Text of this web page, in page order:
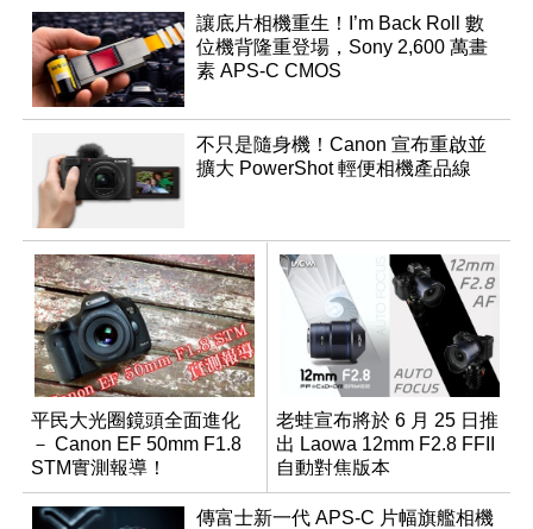
讓底片相機重生！I’m Back Roll 數
位機背隆重登場，Sony 2,600 萬畫
素 APS-C CMOS
不只是隨身機！Canon 宣布重啟並
擴大 PowerShot 輕便相機產品線
平民大光圈鏡頭全面進化
－ Canon EF 50mm F1.8
STM實測報導！
老蛙宣布將於 6 月 25 日推
出 Laowa 12mm F2.8 FFII
自動對焦版本
傳富士新一代 APS-C 片幅旗艦相機